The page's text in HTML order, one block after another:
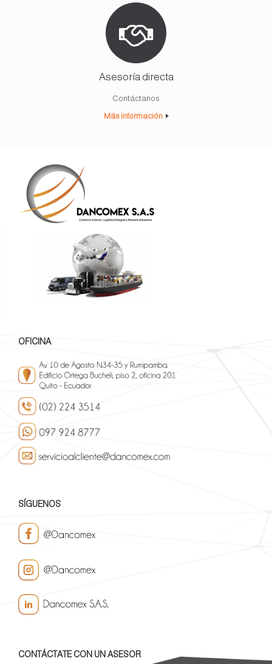
Asesoría directa
Contáctanos
Más información
OFICINA
SÍGUENOS
CONTÁCTATE CON UN ASESOR